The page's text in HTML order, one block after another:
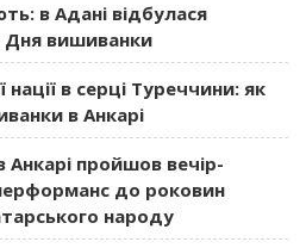
в Адані відбулася
Дня вишиванки
в серці Туреччини: як
в Анкарі
Анкарі пройшов вечір-
до роковин
народу